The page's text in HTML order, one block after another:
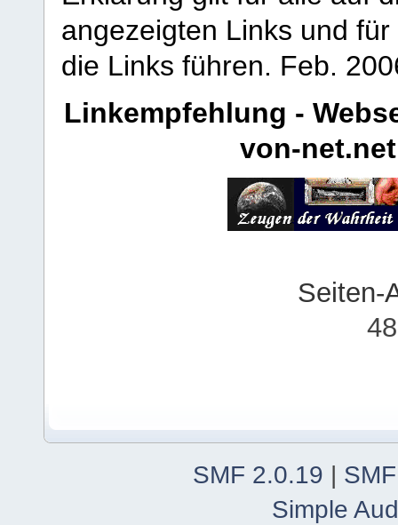
angezeigten Links und
die Links führen. Feb.
Linkempfehlung -
von-net.net
Seiten-
SMF 2.0.19
Simple